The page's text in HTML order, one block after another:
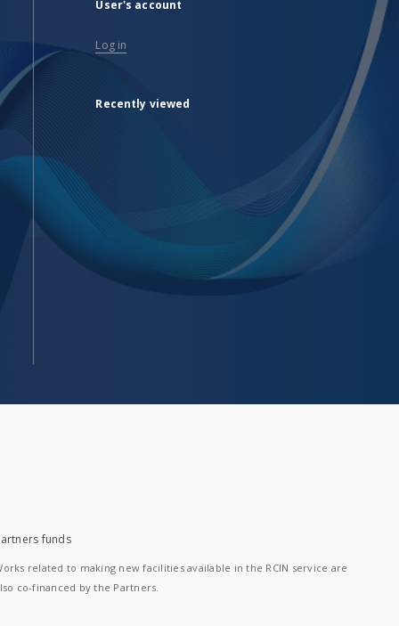
User's account
Log in
Recently viewed
funds
related to making new facilities available in the RCIN service are
co-financed by the Partners.